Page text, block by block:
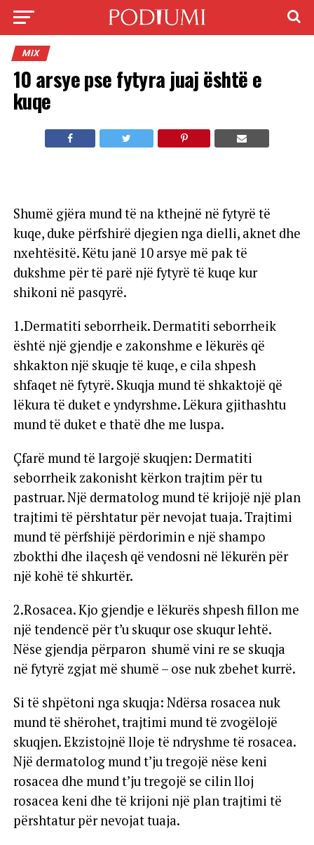
MIX
10 arsye pse fytyra juaj është e
kuqe
Shumë gjëra mund të na kthejnë në fytyrë të
kuqe, duke përfshirë djegien nga dielli, aknet dhe
nxehtësitë. Këtu janë 10 arsye më pak të
dukshme për të parë një fytyrë të kuqe kur
shikoni në pasqyrë.
1.Dermatiti seborrheik. Dermatiti seborrheik
është një gjendje e zakonshme e lëkurës që
shkakton një skuqje të kuqe, e cila shpesh
shfaqet në fytyrë. Skuqja mund të shkaktojë që
lëkura të duket e yndyrshme. Lëkura gjithashtu
mund të duket e thatë dhe me luspa.
Çfarë mund të largojë skuqjen: Dermatiti
seborrheik zakonisht kërkon trajtim për tu
pastruar. Një dermatolog mund të krijojë një plan
trajtimi të përshtatur për nevojat tuaja. Trajtimi
mund të përfshijë përdorimin e një shampo
zbokthi dhe ilaçesh që vendosni në lëkurën për
një kohë të shkurtër.
2.Rosacea. Kjo gjendje e lëkurës shpesh fillon me
një tendencë për t’u skuqur ose skuqur lehtë.
Nëse gjendja përparon shumë vini re se skuqja
në fytyrë zgjat më shumë – ose nuk zbehet kurrë.
Si të shpëtoni nga skuqja: Ndërsa rosacea nuk
mund të shërohet, trajtimi mund të zvogëlojë
skuqjen. Ekzistojnë lloje të ndryshme të rosacea.
Një dermatolog mund t’ju tregojë nëse keni
rosacea dhe mund t’ju tregojë se cilin lloj
rosacea keni dhe të krijoni një plan trajtimi të
përshtatur për nevojat tuaja.